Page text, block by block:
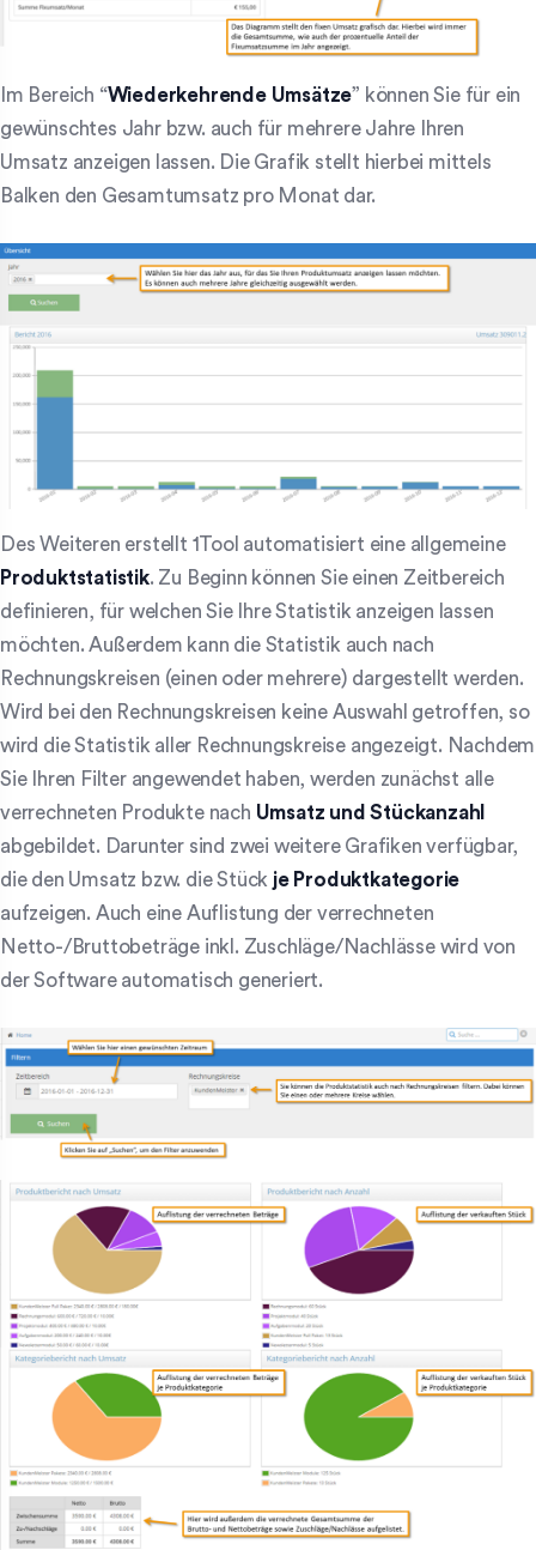
Im Bereich “Wiederkehrende Umsätze” können Sie für ein
gewünschtes Jahr bzw. auch für mehrere Jahre Ihren
Umsatz anzeigen lassen. Die Grafik stellt hierbei mittels
Balken den Gesamtumsatz pro Monat dar.
Des Weiteren erstellt 1Tool automatisiert eine allgemeine
Produktstatistik. Zu Beginn können Sie einen Zeitbereich
definieren, für welchen Sie Ihre Statistik anzeigen lassen
möchten. Außerdem kann die Statistik auch nach
Rechnungskreisen (einen oder mehrere) dargestellt werden.
Wird bei den Rechnungskreisen keine Auswahl getroffen, so
wird die Statistik aller Rechnungskreise angezeigt. Nachdem
Sie Ihren Filter angewendet haben, werden zunächst alle
verrechneten Produkte nach Umsatz und Stückanzahl
abgebildet. Darunter sind zwei weitere Grafiken verfügbar,
die den Umsatz bzw. die Stück je Produktkategorie
aufzeigen. Auch eine Auflistung der verrechneten
Netto-/Bruttobeträge inkl. Zuschläge/Nachlässe wird von
der Software automatisch generiert.